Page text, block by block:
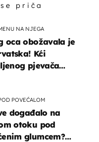
priča
NA NJEGA
oca obožavala je
Kći
pjevača
POVEĆALOM
događalo na
otoku pod
glumcem?